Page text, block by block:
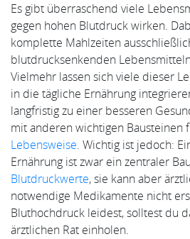
Es gibt überraschend viele
gegen hohen Blutdruck wirken.
komplette Mahlzeiten
blutdrucksenkenden
Vielmehr lassen sich viele dieser
in die tägliche Ernährung
langfristig zu einer besseren
mit anderen wichtigen Bausteinen
Lebensweise. Wichtig ist jedoch:
Ernährung ist zwar ein zentraler
Blutdruckwerte, sie kann aber
notwendige Medikamente nicht
Bluthochdruck leidest, solltest du
ärztlichen Rat einholen.